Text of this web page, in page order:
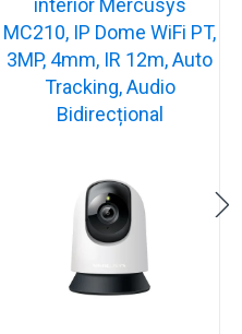
interior Mercusys
MC210, IP Dome WiFi PT,
3MP, 4mm, IR 12m, Auto
Tracking, Audio
Bidirecțional